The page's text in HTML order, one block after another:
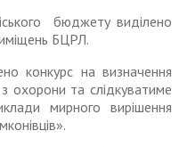
бюджету виділено
БЦРЛ.
конкурс на визначення
охорони та слідкуватиме
мирного вирішення